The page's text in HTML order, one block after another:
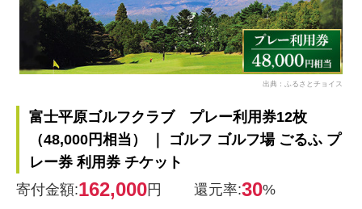
出典：ふるさとチョイス
富士平原ゴルフクラブ プレー利用券12枚
（48,000円相当） ｜ ゴルフ ゴルフ場 ごるふ プ
レー券 利用券 チケット
寄付金額:162,000円 還元率:30%